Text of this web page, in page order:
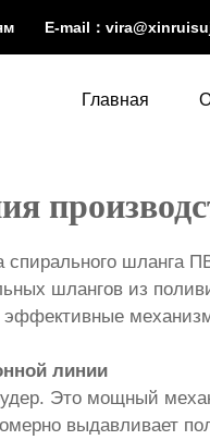
E-mail：
Главная
спирального шланга
шлангов из
линии
Это мощный
выдавливает